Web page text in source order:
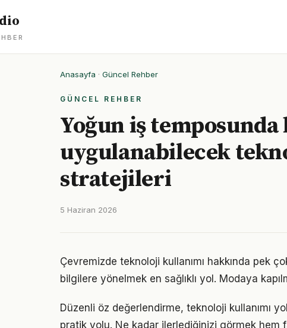
Anasayfa · Güncel Rehber
GÜNCEL REHBER
Yoğun iş temposunda
uygulanabilecek
stratejileri
5 Haziran 2026
Çevremizde teknoloji kullanımı hakkında pek
bilgilere yönelmek en sağlıklı yol. Modaya
Düzenli öz değerlendirme, teknoloji kullanımı
pratik yolu. Ne kadar ilerlediğinizi görmek hem